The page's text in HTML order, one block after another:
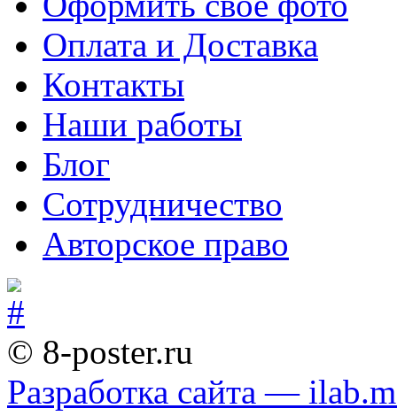
Оплата и Доставка
Контакты
Наши работы
Блог
Сотрудничество
Авторское право
© 8-poster.ru
Разработка сайта —